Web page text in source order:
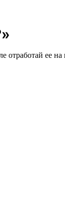
отработай ее